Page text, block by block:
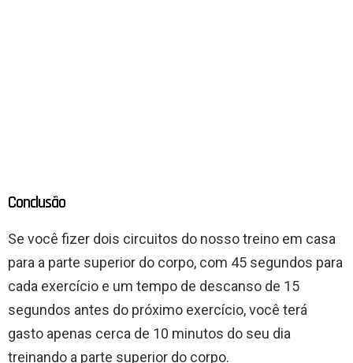
Conclusão
Se você fizer dois circuitos do nosso treino em casa
para a parte superior do corpo, com 45 segundos para
cada exercício e um tempo de descanso de 15
segundos antes do próximo exercício, você terá
gasto apenas cerca de 10 minutos do seu dia
treinando a parte superior do corpo.